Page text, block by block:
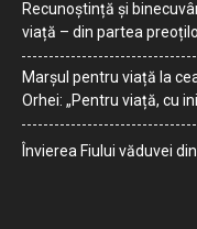
Recunoștință și
viață – din partea
Marșul pentru viață la
Orhei: „Pentru viață, cu
Învierea Fiului văduvei